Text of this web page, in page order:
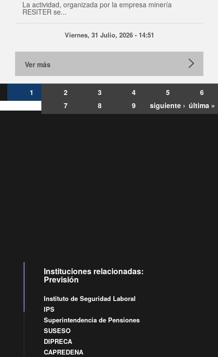
La actividad, organizada por la empresa minería
RESITER se...
Viernes, 31 Julio, 2026 - 14:51
Ver más
1 2 3 4 5
6
7
8 9 siguiente › última »
Instituciones relacionadas:
Previsión
Instituto de Seguridad Laboral
IPS
Superintendencia de Pensiones
SUSESO
DIPRECA
CAPREDENA